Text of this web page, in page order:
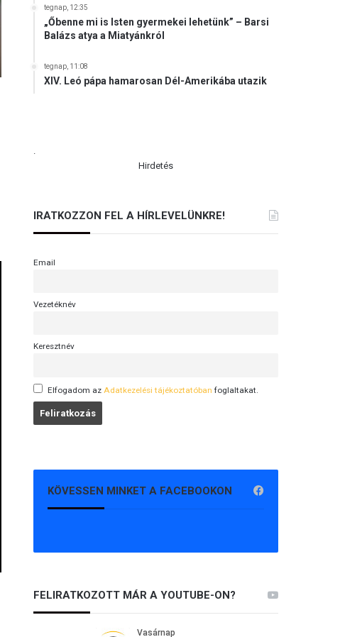
tegnap, 12:35
„Őbenne mi is Isten gyermekei lehetünk” – Barsi
Balázs atya a Miatyánkról
tegnap, 11:08
XIV. Leó pápa hamarosan Dél-Amerikába utazik
.
Hirdetés
IRATKOZZON FEL A HÍRLEVELÜNKRE!
Email
Vezetéknév
Keresztnév
Elfogadom az Adatkezelési tájékoztatóban foglaltakat.
KÖVESSEN MINKET A FACEBOOKON
FELIRATKOZOTT MÁR A YOUTUBE-ON?